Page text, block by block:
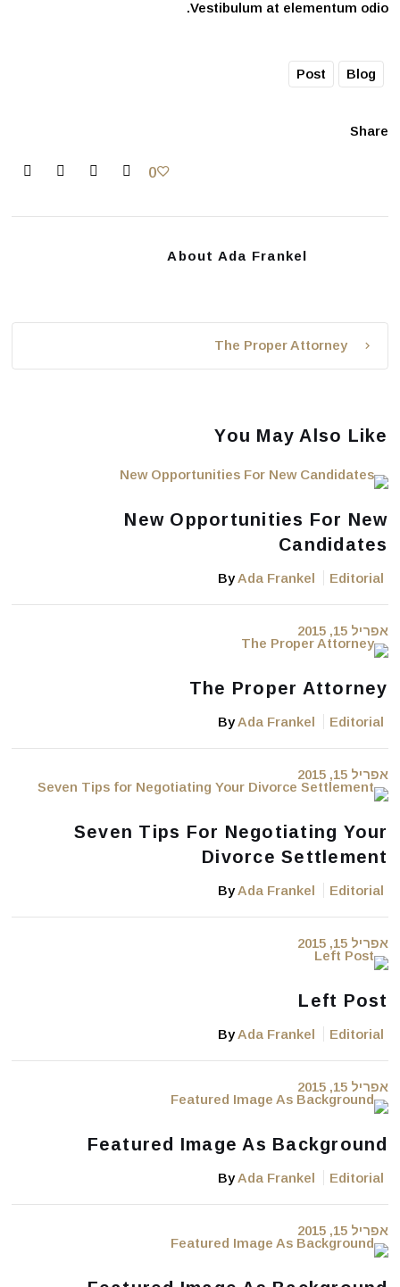
Vestibulum at elementum odio.
Blog
Post
Share
0
About Ada Frankel
The Proper Attorney
You May Also Like
New Opportunities For New
Candidates
ByAda Frankel Editorial
אפריל 15, 2015
The Proper Attorney
ByAda Frankel Editorial
אפריל 15, 2015
Seven Tips For Negotiating Your
Divorce Settlement
ByAda Frankel Editorial
אפריל 15, 2015
Left Post
ByAda Frankel Editorial
אפריל 15, 2015
Featured Image As Background
ByAda Frankel Editorial
אפריל 15, 2015